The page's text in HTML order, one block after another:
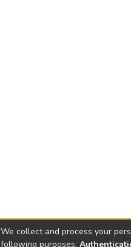
We collect and process your
following purposes: